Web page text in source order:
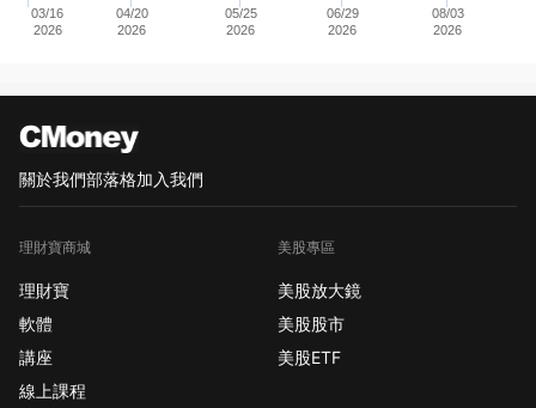
08/03
2026
03/16
2026
04/20
2026
05/25
2026
06/29
2026
關於我們部落格加入我們
理財寶商城
理財寶
軟體
講座
線上課程
美股專區
美股放大鏡
美股股市
美股ETF